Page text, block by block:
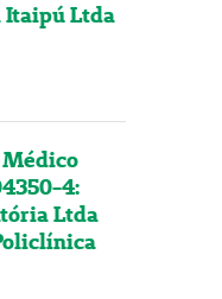
Itaipú Ltda
4:
Ltda